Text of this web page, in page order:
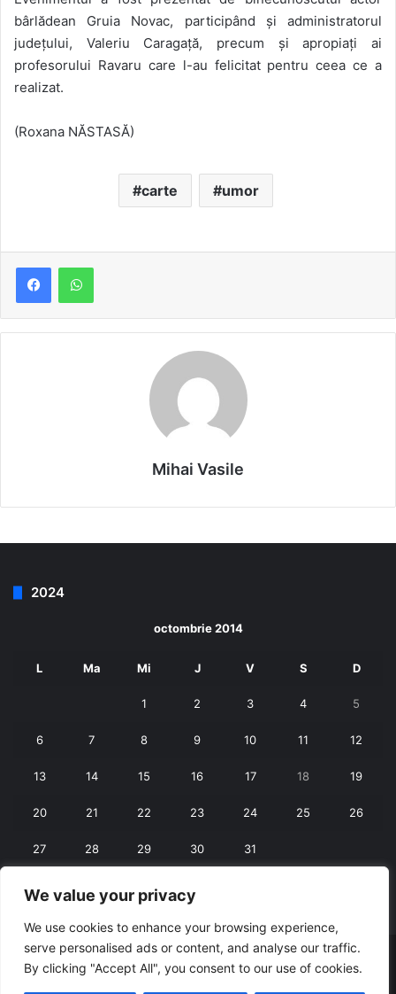
We value your privacy
We use cookies to enhance your browsing experience,
serve personalised ads or content, and analyse our traffic.
By clicking "Accept All", you consent to our use of cookies.
bârlădean Gruia Novac, participând și administratorul
județului, Valeriu Caragață, precum și apropiați ai
profesorului Ravaru care l-au felicitat pentru ceea ce a
realizat.
(Roxana NĂSTASĂ)
carte umor
Mihai Vasile
2024
octombrie 2014
L Ma Mi J V S D
1 2 3 4 5
6 7 8 9 10 11 12
13 14 15 16 17 18 19
20 21 22 23 24 25 26
27 28 29 30 31
« sept. nov. »
© Copyright 2026, All Rights Reserved | RexNet